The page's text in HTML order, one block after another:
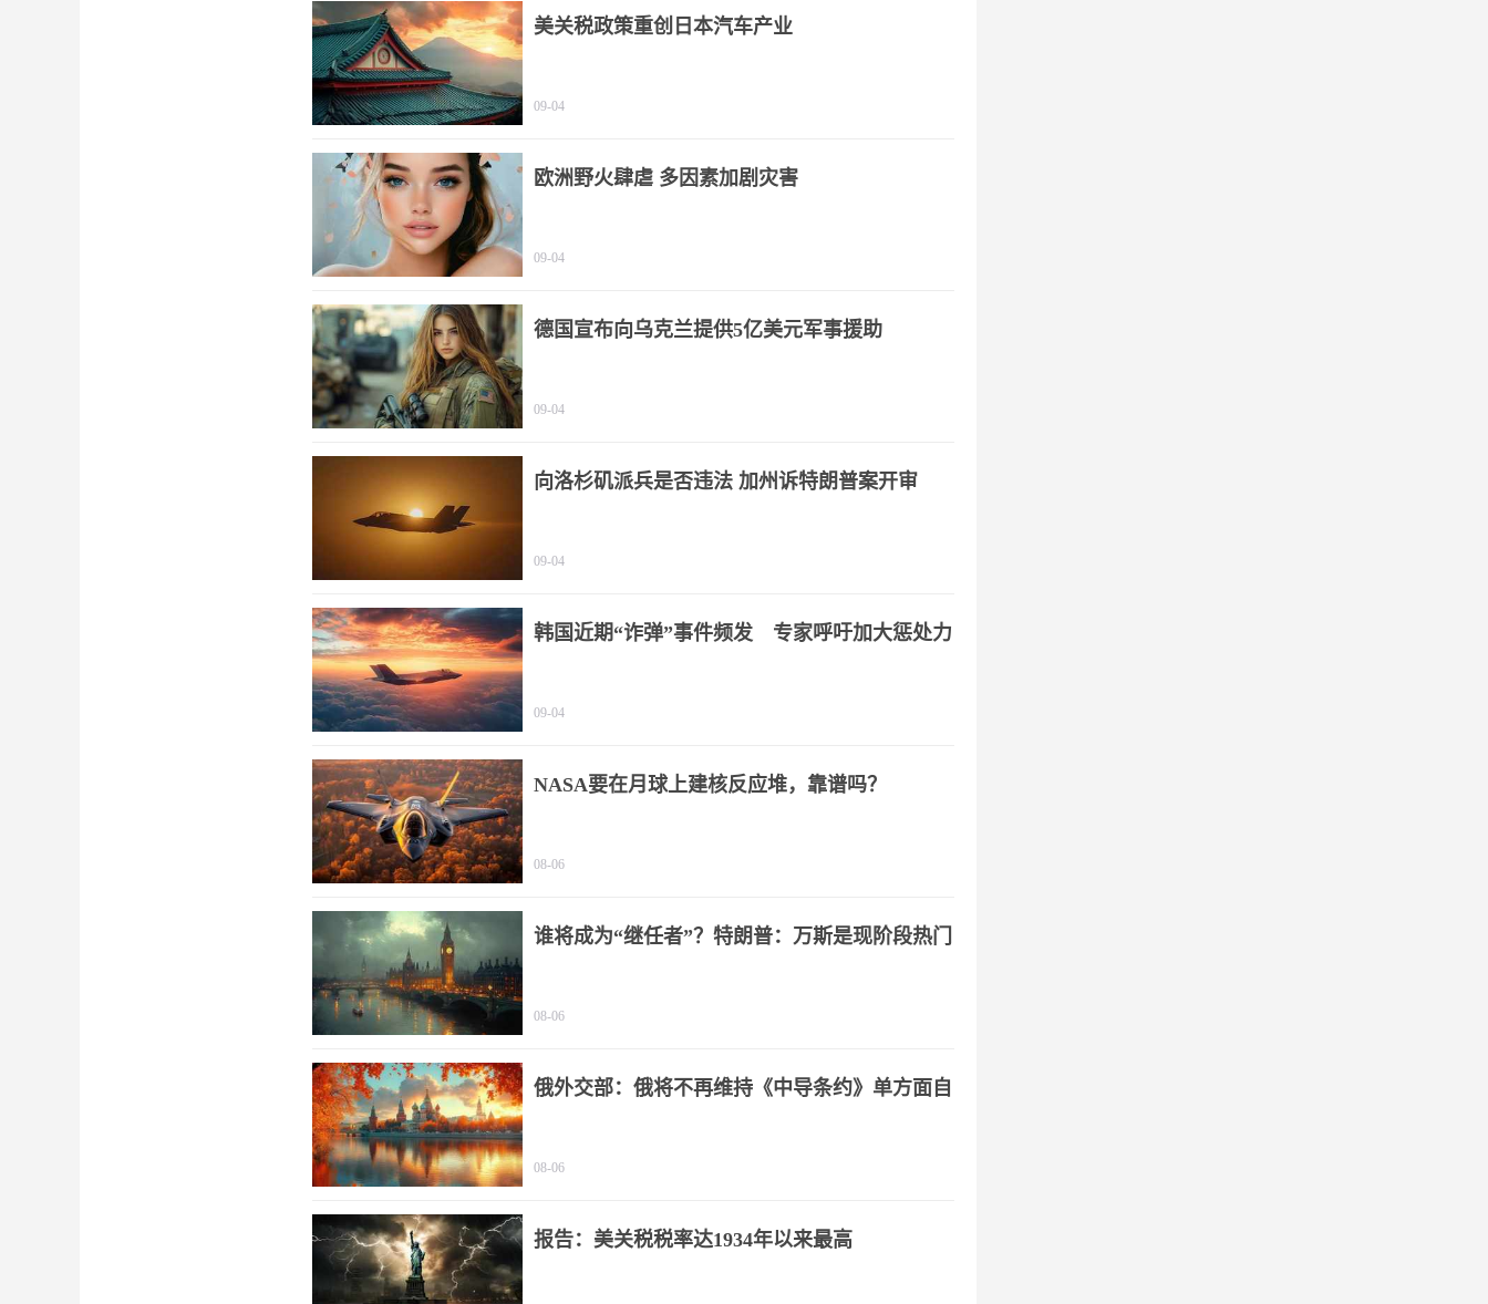
美关税政策重创日本汽车产业
09-04
欧洲野火肆虐 多因素加剧灾害
09-04
德国宣布向乌克兰提供5亿美元军事援助
09-04
向洛杉矶派兵是否违法 加州诉特朗普案开审
09-04
韩国近期“诈弹”事件频发 专家呼吁加大惩处力
09-04
NASA要在月球上建核反应堆，靠谱吗？
08-06
谁将成为“继任者”？特朗普：万斯是现阶段热门
08-06
俄外交部：俄将不再维持《中导条约》单方面自
08-06
报告：美关税税率达1934年以来最高